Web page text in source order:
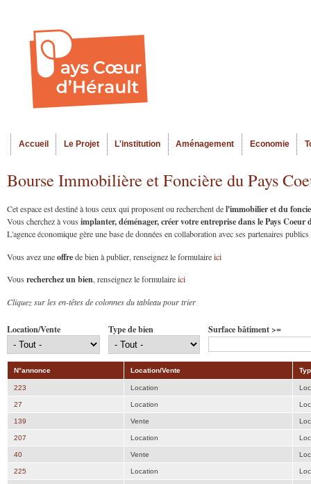
Menu principal
Accueil Le Projet L'institution Aménagement Economie
Bourse Immobilière et Foncière du Pays
Cet espace est destiné à tous ceux qui proposent ou recherchent del'immobilier et du
Vous cherchez à vous implanter, déménager, créer votre entreprise dans le Pays
L'agence économique gère une base de données en collaboration avec ses partenaires
Vous avez uneoffrede bien à publier, renseignez le formulaireici
Vous recherchez un bien, renseignez le formulaireici
Cliquez sur les en-têtes de colonnes du tableau pour trier
Location/Vente Type de bien Surface bâtiment >=
N°annonce Location/Vente
223 Location
27 Location
139 Vente
207 Location
40 Vente
225 Location